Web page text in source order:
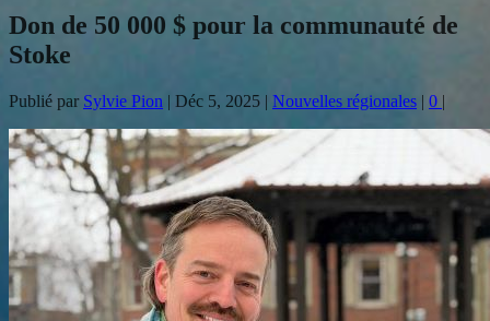
Don de 50 000 $ pour la communauté de
Stoke
Publié par Sylvie Pion | Déc 5, 2025 | Nouvelles régionales | 0 |